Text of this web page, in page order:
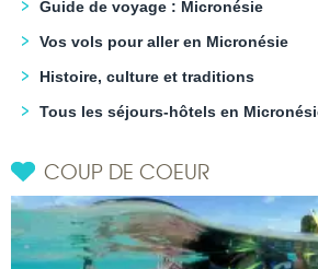
Guide de voyage : Micronésie
Vos vols pour aller en Micronésie
Histoire, culture et traditions
Tous les séjours-hôtels en
COUP DE COEUR